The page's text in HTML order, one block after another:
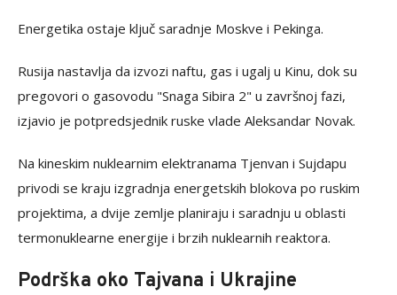
Energetika ostaje ključ saradnje Moskve i Pekinga.
Rusija nastavlja da izvozi naftu, gas i ugalj u Kinu, dok su
pregovori o gasovodu "Snaga Sibira 2" u završnoj fazi,
izjavio je potpredsjednik ruske vlade Aleksandar Novak.
Na kineskim nuklearnim elektranama Tjenvan i Sujdapu
privodi se kraju izgradnja energetskih blokova po ruskim
projektima, a dvije zemlje planiraju i saradnju u oblasti
termonuklearne energije i brzih nuklearnih reaktora.
Podrška oko Tajvana i Ukrajine